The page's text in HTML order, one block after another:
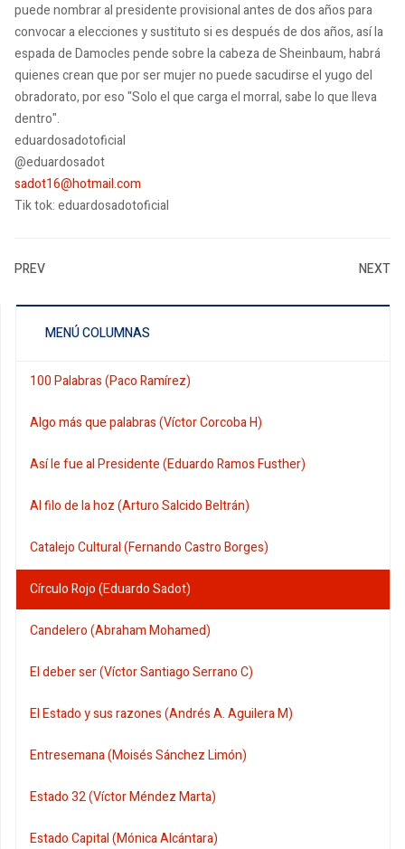
puede nombrar al presidente provisional antes de dos años para
convocar a elecciones y sustituto si es después de dos años, así la
espada de Damocles pende sobre la cabeza de Sheinbaum, habrá
quienes crean que por ser mujer no puede sacudirse el yugo del
obradorato, por eso "Solo el que carga el morral, sabe lo que lleva
dentro".
eduardosadotoficial
@eduardosadot
sadot16@hotmail.com
Tik tok: eduardosadotoficial
PREV NEXT
MENÚ COLUMNAS
100 Palabras (Paco Ramírez)
Algo más que palabras (Víctor Corcoba H)
Así le fue al Presidente (Eduardo Ramos Fusther)
Al filo de la hoz (Arturo Salcido Beltrán)
Catalejo Cultural (Fernando Castro Borges)
Círculo Rojo (Eduardo Sadot)
Candelero (Abraham Mohamed)
El deber ser (Víctor Santiago Serrano C)
El Estado y sus razones (Andrés A. Aguilera M)
Entresemana (Moisés Sánchez Limón)
Estado 32 (Víctor Méndez Marta)
Estado Capital (Mónica Alcántara)